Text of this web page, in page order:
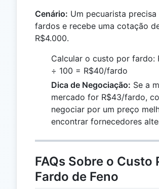
Cenário: Um pecuarista precisa
fardos e recebe uma cotação
R$4.000.
Calcular o custo por fardo:
÷ 100 = R$40/fardo
Dica de Negociação: Se a
mercado for R$43/fardo,
negociar por um preço
encontrar fornecedores
FAQs Sobre o Custo
Fardo de Feno